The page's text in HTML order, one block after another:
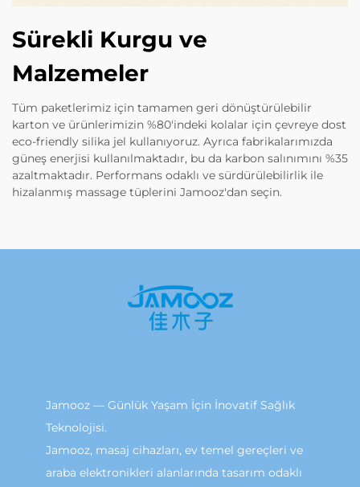
Sürekli Kurgu ve
Malzemeler
Tüm paketlerimiz için tamamen geri dönüştürülebilir
karton ve ürünlerimizin %80'indeki kolalar için çevreye dost
eco-friendly silika jel kullanıyoruz. Ayrıca fabrikalarımızda
güneş enerjisi kullanılmaktadır, bu da karbon salınımını %35
azaltmaktadır. Performans odaklı ve sürdürülebilirlik ile
hizalanmış massage tüplerini Jamooz'dan seçin.
Jamooz — Günlük Yaşam İçin İnovatif Sağlık
Teknolojisi.
Jamooz, masaj cihazları, ev temel gereçleri ve
araba elektronikleri alanlarında tasarım odaklı